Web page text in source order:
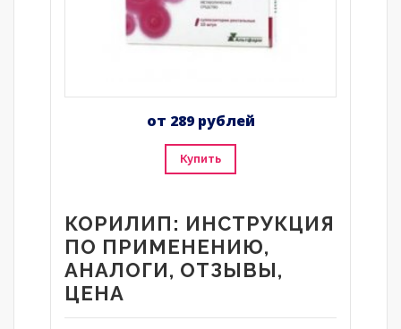
от 289 рублей
Купить
КОРИЛИП: ИНСТРУКЦИЯ
ПО ПРИМЕНЕНИЮ,
АНАЛОГИ, ОТЗЫВЫ,
ЦЕНА